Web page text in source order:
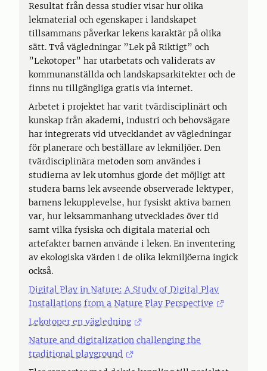
Resultat från dessa studier visar hur olika
lekmaterial och egenskaper i landskapet
tillsammans påverkar lekens karaktär på olika
sätt. Två vägledningar ”Lek på Riktigt” och
”Lekotoper” har utarbetats och validerats av
kommunanställda och landskapsarkitekter och de
finns nu tillgängliga gratis via internet.
Arbetet i projektet har varit tvärdisciplinärt och
kunskap från akademi, industri och behovsägare
har integrerats vid utvecklandet av vägledningar
för planerare och beställare av lekmiljöer. Den
tvärdisciplinära metoden som användes i
studierna av lek utomhus gjorde det möjligt att
studera barns lek avseende observerade lektyper,
barnens lekupplevelse, hur fysiskt aktiva barnen
var, hur leksammanhang utvecklades över tid
samt vilka fysiska och digitala material och
artefakter barnen använde i leken. En inventering
av ekologiska värden i de olika lekmiljöerna ingick
också.
Digital Play in Nature: A Study of Digital Play
Installations from a Nature Play Perspective
Lekotoper en vägledning
Nature and digitalization challenging the
traditional playground